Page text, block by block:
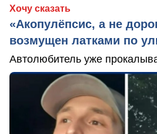
Хочу сказать
«Акопулёпсис, а не
возмущен латками по
Автолюбитель уже